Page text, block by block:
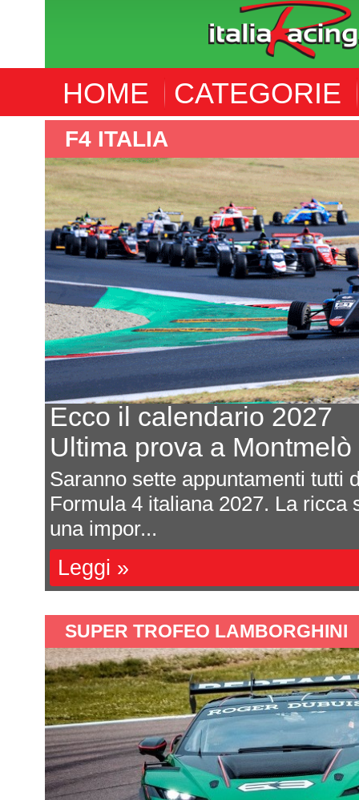
HOME CATEGORIE
da vivere quelli della
serie tricolore presenta
Pronto
Tappa
Definite le
sviluppa
SUPER TROFEO LAMBORGHINI